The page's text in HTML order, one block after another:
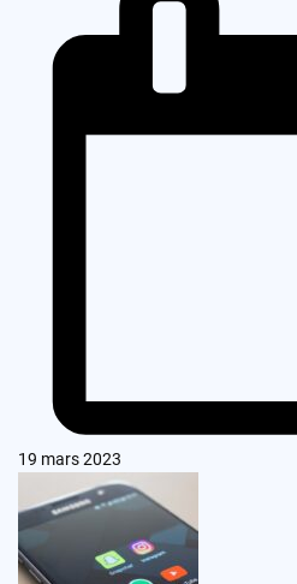
19 mars 2023